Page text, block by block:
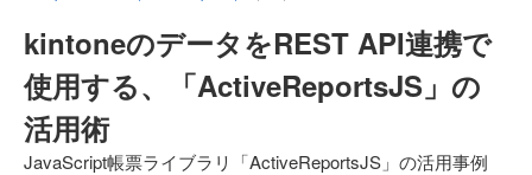
kintoneのデータをREST API連携で
使用する、「ActiveReportsJS」の
活用術
JavaScript帳票ライブラリ「ActiveReportsJS」の活用事例